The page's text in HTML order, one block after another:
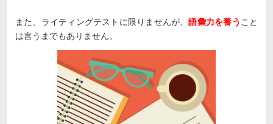
また、ライティングテストに限りませんが、語彙力を養う こと
は言うまでもありません。